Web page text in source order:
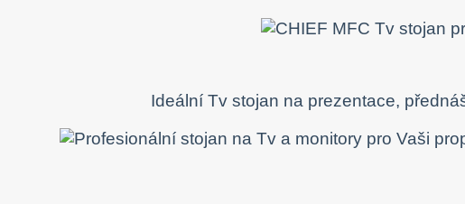
Ideální Tv stojan na prezentace,